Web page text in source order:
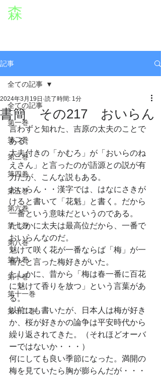
森
記事
全ての記事
第一巻
第二巻
第三巻
第四巻
第五巻
第六巻
第七巻
第八巻
第九巻
第十巻
第十一巻
第十二巻
全ての記事
書簡 その217 おいらん
2024年3月19日 読了時間: 1分
言わずと知れた、吉原の太夫のことで
ある。
太夫付きの「かむろ」が「おいらのね
えさん」と言ったのが語源との説が有
力だが、こんな説もある。
おいらん・・漢字では、はなにさきが
けると書いて「花魁」と書く。だから
一番という意味だというのである。
たしかに太夫は最高位だから、一番で
おいらんなのだ。
魅けて咲く花が一番ならば「梅」が一
番だと言った梅好きがいた。
たしかに、昔から「梅は春一番に百花
に魅けて香りを放つ」という言葉があ
る。
以前にも書いたが、日本人は梅が好き
か、桜が好きかの論争は平安時代から
繰り返されてきた。（それほどオーバ
ーではないか・・・）
何にしても良い季節になった。満開の
梅を見ていたら胸が膨らんだが・・・